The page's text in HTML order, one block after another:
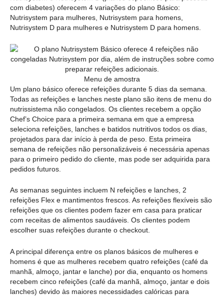
com diabetes) oferecem 4 variações do plano Básico:
Nutrisystem para mulheres, Nutrisystem para homens,
Nutrisystem D para mulheres e Nutrisystem D para homens.
Menu de amostra
Um plano básico oferece refeições durante 5 dias da semana.
Todas as refeições e lanches neste plano são itens de menu do
nutrissistema não congelados. Os clientes recebem a opção
Chef’s Choice para a primeira semana em que a empresa
seleciona refeições, lanches e batidos nutritivos todos os dias,
projetados para dar início à perda de peso. Esta primeira
semana de refeições não personalizáveis é necessária apenas
para o primeiro pedido do cliente, mas pode ser adquirida para
pedidos futuros.
As semanas seguintes incluem N refeições e lanches, 2
refeições Flex e mantimentos frescos. As refeições flexíveis são
refeições que os clientes podem fazer em casa para praticar
com receitas de alimentos saudáveis. Os clientes podem
escolher suas refeições durante o checkout.
A principal diferença entre os planos básicos de mulheres e
homens é que as mulheres recebem quatro refeições (café da
manhã, almoço, jantar e lanche) por dia, enquanto os homens
recebem cinco refeições (café da manhã, almoço, jantar e dois
lanches) devido às maiores necessidades calóricas para